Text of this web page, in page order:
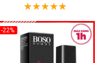
-22%